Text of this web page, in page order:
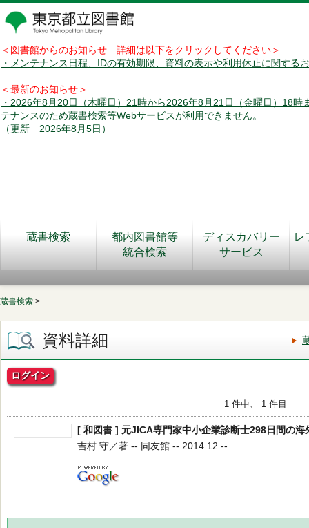
＜図書館からのお知らせ 詳細は以下をクリックしてください＞
・メンテナンス日程、IDの有効期限、資料の表示や利用休止に関する
＜最新のお知らせ＞
・2026年8月20日（木曜日）21時から2026年8月21日（金曜日）18時
テナンスのため蔵書検索等Webサービスが利用できません。
（更新 2026年8月5日）
蔵書検索
都内図書館等
統合検索
ディスカバリー
サービス
レ
蔵書検索 >
資料詳細
ログイン
1 件中、 1 件目
[ 和図書 ] 元JICA専門家中小企業診断士298日間の海
吉村 守／著 -- 同友館 -- 2014.12 --